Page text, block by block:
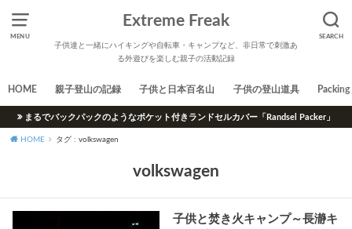
MENU SEARCH
Extreme Freak
子供達と一緒にハイキングや自転車・キャンプなど、非日常で刺激あ
る外遊びを楽しむ親子の活動記録
HOME 親子登山の記録 子供と日本百名山 子供の登山道具 Packing
まるでバックパックのようなポケット付きランドセルカバー「Randsel Packer」
HOME タグ : volkswagen
volkswagen
子供と焚き火キャンプ～長瀞キ